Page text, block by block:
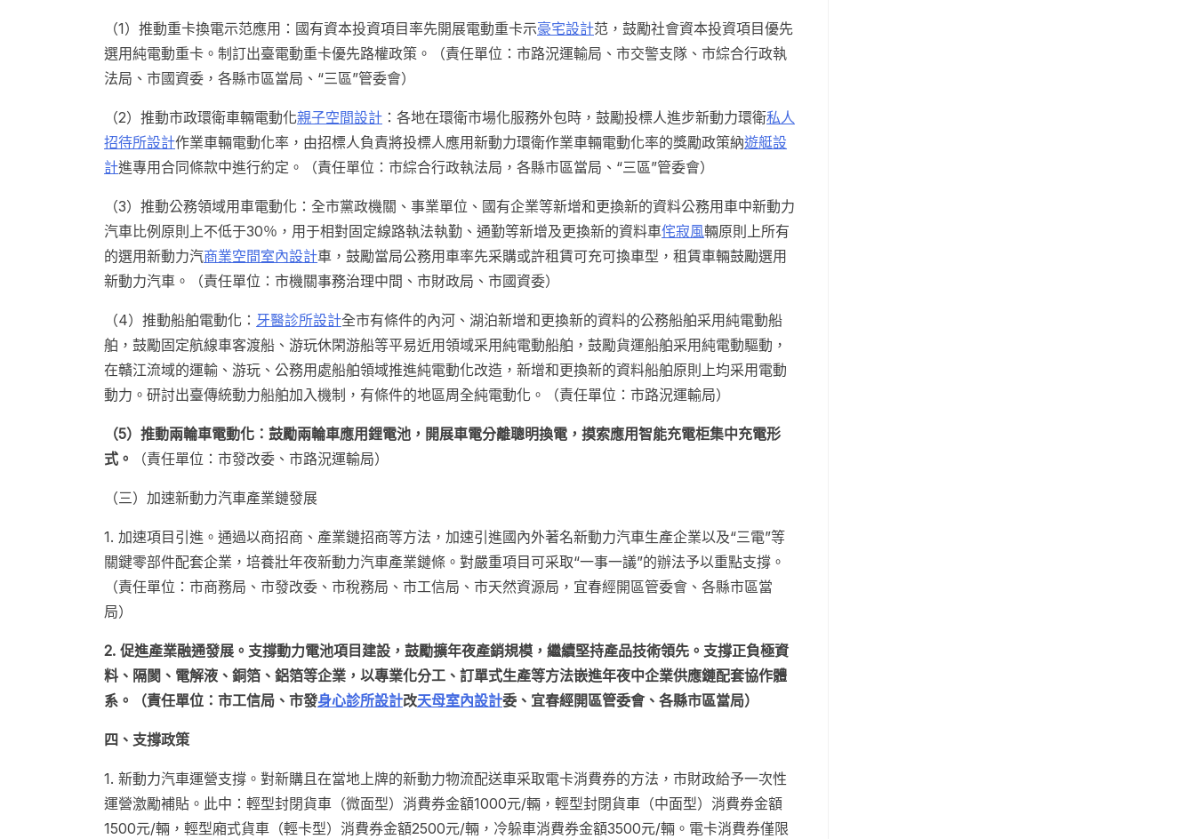
（1）推動重卡換電示范應用：國有資本投資項目率先開展電動重卡示豪宅設計范，鼓勵社會資本投資項目優先
選用純電動重卡。制訂出臺電動重卡優先路權政策。（責任單位：市路況運輸局、市交警支隊、市綜合行政執
法局、市國資委，各縣市區當局、“三區”管委會）
（2）推動市政環衛車輛電動化親子空間設計 ：各地在環衛市場化服務外包時，鼓勵投標人進步新動力環衛私人
招待所設計作業車輛電動化率，由招標人負責將投標人應用新動力環衛作業車輛電動化率的獎勵政策納遊艇設
計進專用合同條款中進行約定。（責任單位：市綜合行政執法局，各縣市區當局、“三區”管委會）
（3）推動公務領域用車電動化：全市黨政機關、事業單位、國有企業等新增和更換新的資料公務用車中新動力
汽車比例原則上不低于30％，用于相對固定線路執法執勤、通勤等新增及更換新的資料車侘寂風輛原則上所有
的選用新動力汽商業空間室內設計車，鼓勵當局公務用車率先采購或許租賃可充可換車型，租賃車輛鼓勵選用
新動力汽車。（責任單位：市機關事務治理中間、市財政局、市國資委）
（4）推動船舶電動化： 牙醫診所設計全市有條件的內河、湖泊新增和更換新的資料的公務船舶采用純電動船
舶，鼓勵固定航線車客渡船、游玩休閑游船等平易近用領域采用純電動船舶，鼓勵貨運船舶采用純電動驅動，
在贛江流域的運輸、游玩、公務用處船舶領域推進純電動化改造，新增和更換新的資料船舶原則上均采用電動
動力。研討出臺傳統動力船舶加入機制，有條件的地區周全純電動化。（責任單位：市路況運輸局）
（5）推動兩輪車電動化：鼓勵兩輪車應用鋰電池，開展車電分離聰明換電，摸索應用智能充電柜集中充電形
式。
（責任單位：市發改委、市路況運輸局）
（三）加速新動力汽車產業鏈發展
1. 加速項目引進。通過以商招商、產業鏈招商等方法，加速引進國內外著名新動力汽車生產企業以及“三電”等
關鍵零部件配套企業，培養壯年夜新動力汽車產業鏈條。對嚴重項目可采取“一事一議”的辦法予以重點支撐。
（責任單位：市商務局、市發改委、市稅務局、市工信局、市天然資源局，宜春經開區管委會、各縣市區當
局）
2. 促進產業融通發展。支撐動力電池項目建設，鼓勵擴年夜產銷規模，繼續堅持產品技術領先。支撐正負極資
料、隔閡、電解液、銅箔、鋁箔等企業，以專業化分工、訂單式生產等方法嵌進年夜中企業供應鏈配套協作體
系。（責任單位：市工信局、市發身心診所設計改天母室內設計委、宜春經開區管委會、各縣市區當局）
四、支撐政策
1. 新動力汽車運營支撐。對新購且在當地上牌的新動力物流配送車采取電卡消費券的方法，市財政給予一次性
運營激勵補貼。此中：輕型封閉貨車（微面型）消費券金額1000元/輛，輕型封閉貨車（中面型）消費券金額
1500元/輛，輕型廂式貨車（輕卡型）消費券金額2500元/輛，冷躲車消費券金額3500元/輛。電卡消費券僅限